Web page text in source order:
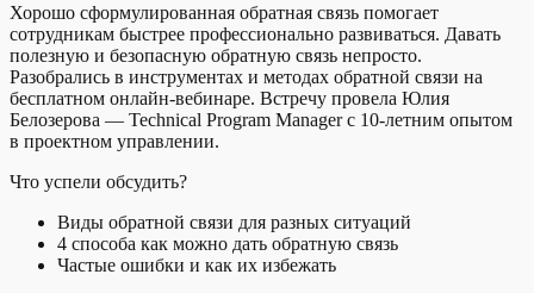
Хорошо сформулированная обратная связь помогает
сотрудникам быстрее профессионально развиваться. Давать
полезную и безопасную обратную связь непросто.
Разобрались в инструментах и методах обратной связи на
бесплатном онлайн-вебинаре. Встречу провела Юлия
Белозерова — Technical Program Manager с 10-летним опытом
в проектном управлении.
Что успели обсудить?
Виды обратной связи для разных ситуаций
4 способа как можно дать обратную связь
Частые ошибки и как их избежать